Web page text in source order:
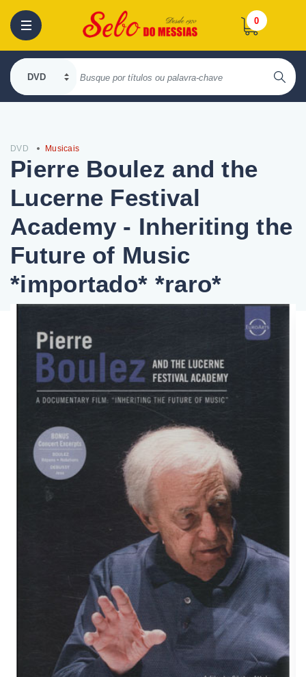
0
DVD Musicais
Pierre Boulez and the
Lucerne Festival
Academy - Inheriting the
Future of Music
*importado* *raro*